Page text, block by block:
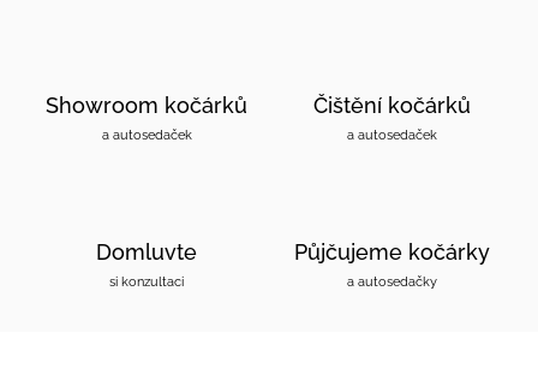
Showroom kočárků
a autosedaček
Čištění kočárků
a autosedaček
Domluvte
si konzultaci
Půjčujeme kočárky
a autosedačky